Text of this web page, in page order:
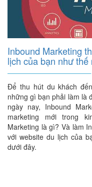
Inbound Marketing
lịch của bạn như thế
Để thu hút du khách
những gì bạn phải làm là
ngày nay, Inbound
marketing mới trong
Marketing là gì? Và làm
với website du lịch của
dưới đây.